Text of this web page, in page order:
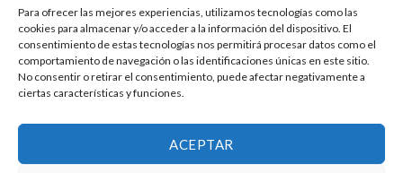
Para ofrecer las mejores experiencias, utilizamos tecnologías como las
cookies para almacenar y/o acceder a la información del dispositivo. El
consentimiento de estas tecnologías nos permitirá procesar datos como el
comportamiento de navegación o las identificaciones únicas en este sitio.
No consentir o retirar el consentimiento, puede afectar negativamente a
ciertas características y funciones.
ACEPTAR
inversión
para
hogar
en
2025
hogar
con
nuestros
productos.
en
España
en
2025:
entre
y
los
Si necesitas ventanas de otras medidas puedes solicitar un
presupuesto a medida desde nuestro formulario de solicitud
de presupuesto.